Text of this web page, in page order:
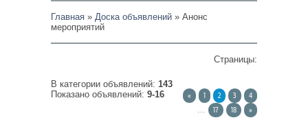
Главная » Доска объявлений » Анонс
мероприятий
В категории объявлений: 143
Показано объявлений: 9-16
Страницы:
« 1 2 3 4
17 18 »